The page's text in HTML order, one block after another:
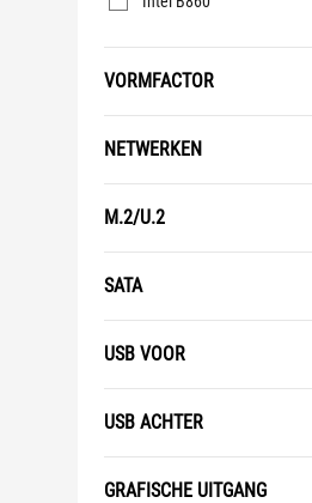
VORMFACTOR
NETWERKEN
M.2/U.2
SATA
USB VOOR
USB ACHTER
GRAFISCHE UITGANG